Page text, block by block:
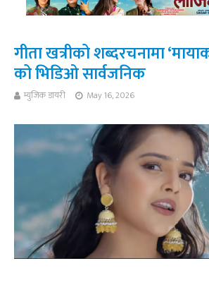
गीता खत्रीको शब्दरचनामा
को भिडिओ सार्वजनिक
म्युजिक डायरी May 16, 2026